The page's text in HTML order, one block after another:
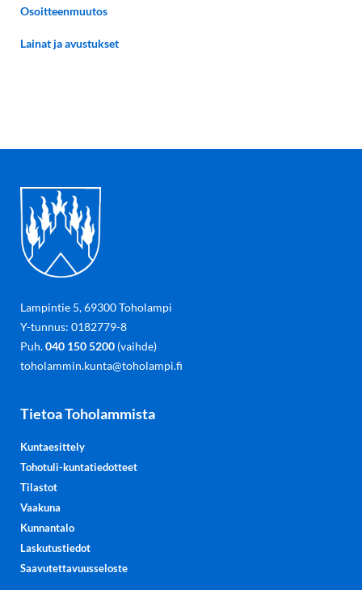
Osoitteenmuutos
Lainat ja avustukset
Lampintie 5, 69300 Toholampi
Y-tunnus: 0182779-8
Puh.040 150 5200(vaihde)
toholammin.kunta@toholampi.fi
Tietoa Toholammista
Kuntaesittely
Tohotuli-kuntatiedotteet
Tilastot
Vaakuna
Kunnantalo
Laskutustiedot
Saavutettavuusseloste